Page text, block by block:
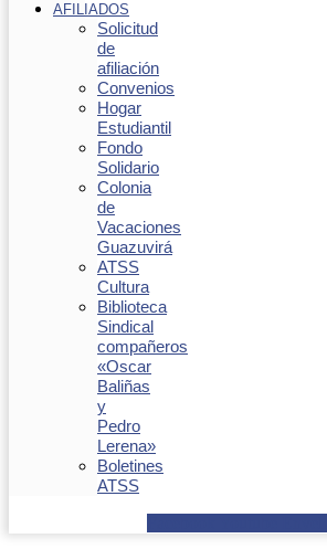
AFILIADOS
Solicitud
de
afiliación
Convenios
Hogar
Estudiantil
Fondo
Solidario
Colonia
de
Vacaciones
Guazuvirá
ATSS
Cultura
Biblioteca
Sindical
compañeros
«Oscar
Baliñas
y
Pedro
Lerena»
Boletines
ATSS